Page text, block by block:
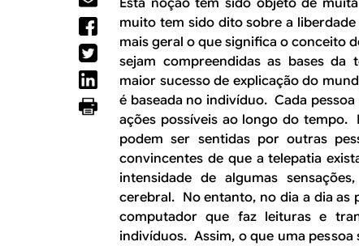
E
a
lmuito tem sido dito sobre a
mais geral o que significa o conceito
sejam compreendidas as bases da
maior sucesso de explicação do
é baseada no indivíduo. Cada
ações possíveis ao longo do tempo.
podem ser sentidas por outras
convincentes de que a telepatia
intensidade de algumas
cerebral. No entanto, no dia a dia as
computador que faz leituras e
indivíduos. Assim, o que uma